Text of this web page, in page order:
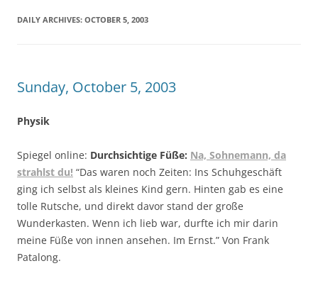
DAILY ARCHIVES: OCTOBER 5, 2003
Sunday, October 5, 2003
Physik
Spiegel online: Durchsichtige Füße: Na, Sohnemann, da
strahlst du! “Das waren noch Zeiten: Ins Schuhgeschäft
ging ich selbst als kleines Kind gern. Hinten gab es eine
tolle Rutsche, und direkt davor stand der große
Wunderkasten. Wenn ich lieb war, durfte ich mir darin
meine Füße von innen ansehen. Im Ernst.” Von Frank
Patalong.